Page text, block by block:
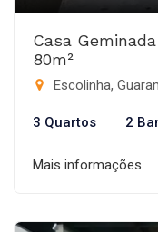
Casa
80m²
Escolinha,
3 Quartos 2
Mais informações